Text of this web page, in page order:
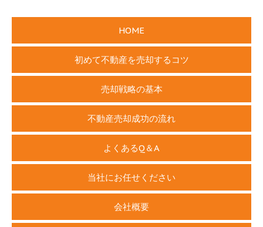
HOME
初めて不動産を売却するコツ
売却戦略の基本
不動産売却成功の流れ
よくあるQ＆A
当社にお任せください
会社概要